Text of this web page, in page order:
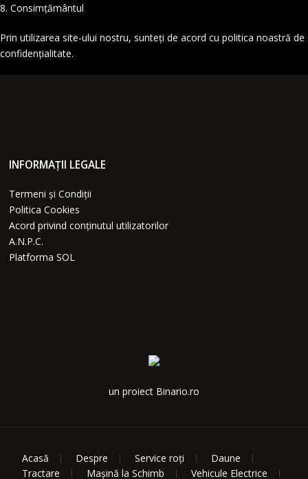
8. Consimțământul
Prin utilizarea site-ului nostru, sunteți de acord cu politica noastră de
confidențialitate.
INFORMAȚII LEGALE
Termeni și Condiții
Politica Cookies
Acord privind conținutul utilizatorilor
A.N.P.C.
Platforma SOL
un proiect Binario.ro
Acasă Despre Service roți
Daune
Tractare
Mașină la Schimb Vehicule Electrice